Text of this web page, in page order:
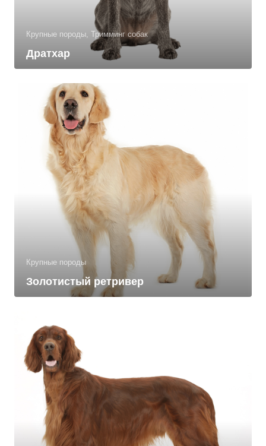
Крупные породы, Тримминг собак
Дратхар
Крупные породы
Золотистый ретривер